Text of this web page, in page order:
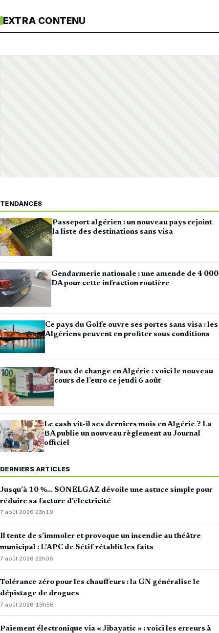
EXTRA CONTENU
TENDANCES
Passeport algérien : un nouveau pays rejoint
la liste des destinations sans visa
Gendarmerie nationale : une amende de 4 000
DA pour cette infraction routière
Ce pays du Golfe ouvre ses portes sans visa : les
Algériens peuvent en profiter sous conditions
Taux de change en Algérie : voici le nouveau
cours de l’euro ce jeudi 6 août
Le cash vit-il ses derniers mois en Algérie ? La
BA publie un nouveau règlement au Journal
officiel
DERNIERS ARTICLES
Jusqu’à 10 %… SONELGAZ dévoile une astuce simple pour
réduire sa facture d’électricité
7 août 2026·23h19
Il tente de s’immoler et provoque un incendie au théâtre
municipal : L’APC de Sétif rétablit les faits
7 août 2026·22h06
Tolérance zéro pour les chauffeurs : la GN généralise le
dépistage de drogues
7 août 2026·19h56
Paiement électronique via « Jibayatic » : voici les erreurs à